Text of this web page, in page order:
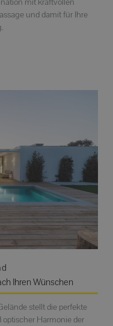
und damit für Ihre
Ihren Wünschen
stellt die perfekte
Harmonie der